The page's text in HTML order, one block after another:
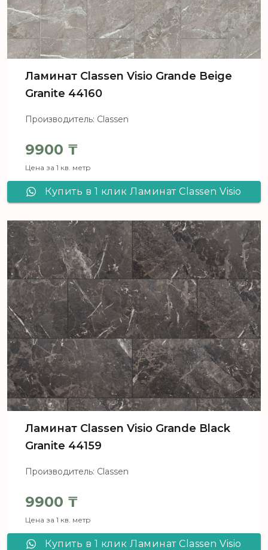
Ламинат Сlassen Visio Grande Beige
Granite 44160
Производитель: Classen
9900 ₸
Цена за 1 кв. метр
Купить в 1 клик Ламинат Сlassen Visio
Ламинат Сlassen Visio Grande Black
Granite 44159
Производитель: Classen
9900 ₸
Цена за 1 кв. метр
Купить в 1 клик Ламинат Сlassen Visio